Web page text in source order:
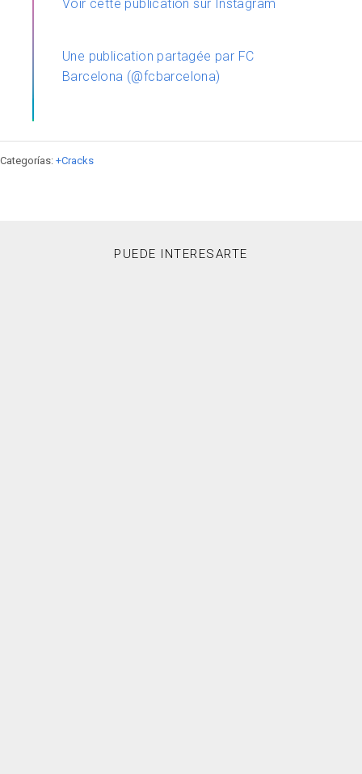
Voir cette publication sur Instagram
Une publication partagée par FC
Barcelona (@fcbarcelona)
Categorías: +Cracks
PUEDE INTERESARTE